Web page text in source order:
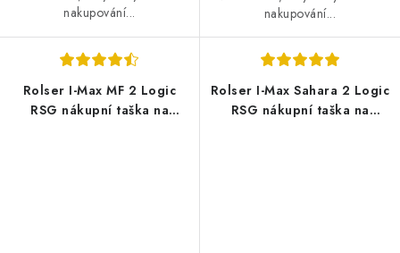
nakupování...
nakupování...
Rolser I-Max MF 2 Logic
RSG nákupní taška na
Rolser I-Max Sahara 2 Logic
RSG nákupní taška na